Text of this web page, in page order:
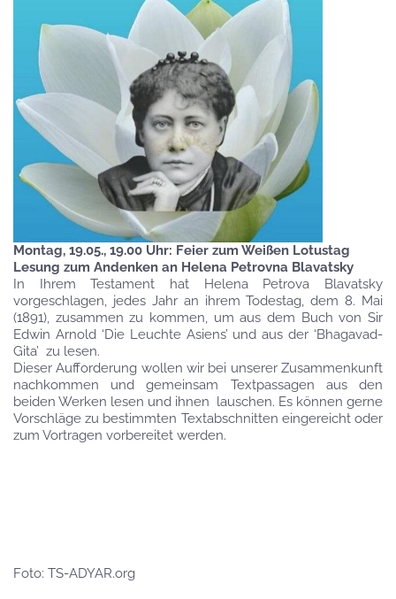
Montag, 19.05., 19.00 Uhr: Feier zum Weißen Lotustag
Lesung zum Andenken an Helena Petrovna Blavatsky
In Ihrem Testament hat Helena Petrova Blavatsky
vorgeschlagen, jedes Jahr an ihrem Todestag, dem 8. Mai
(1891), zusammen zu kommen, um aus dem Buch von Sir
Edwin Arnold ‘Die Leuchte Asiens’ und aus der ‘Bhagavad-
Gita’ zu lesen.
Dieser Aufforderung wollen wir bei unserer Zusammenkunft
nachkommen und gemeinsam Textpassagen aus den
beiden Werken lesen und ihnen lauschen. Es können gerne
Vorschläge zu bestimmten Textabschnitten eingereicht oder
zum Vortragen vorbereitet werden.
Foto: TS-ADYAR.org